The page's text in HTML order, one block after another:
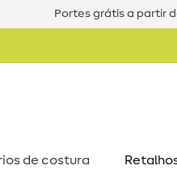
Portes grátis a partir
de costura​